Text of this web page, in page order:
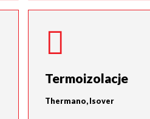
Termoizolacje
Thermano, Isover